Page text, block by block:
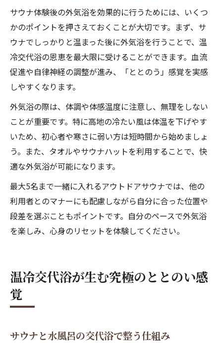
サウナ体験後の外気浴を効果的に行うためには、いくつ
かのポイントを押さえておくことが大切です。まず、サ
ウナでしっかりと温まった後に外気浴を行うことで、温
冷交代浴の恩恵を最大限に受けることができます。血流
促進や自律神経の調整が進み、「ととのう」感覚を実感
しやすくなります。
外気浴の際は、体調や体感温度に注意し、無理をしない
ことが重要です。特に高地の冷たい風は体温を下げやす
いため、初心者や寒さに弱い方は短時間から始めましょ
う。また、タオルやサウナハットを利用することで、快
適な外気浴が可能になります。
最大5名まで一緒に入れるアウトドアサウナでは、他の
利用者とのマナーにも配慮しながら自分に合った位置や
段差を選ぶこともポイントです。自分のペースで外気浴
を楽しみ、心身のリセットを体験してください。
温冷交代浴が生む究極のととのい感
覚
サウナと水風呂の交代浴で整う仕組み